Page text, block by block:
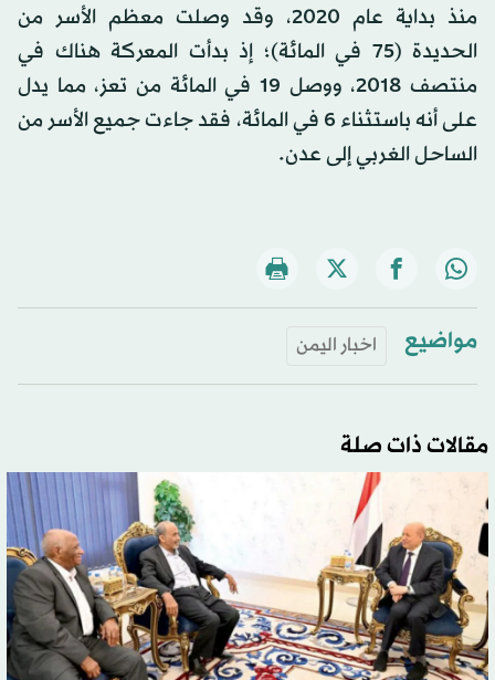
منذ بداية عام 2020، وقد وصلت معظم الأسر من
الحديدة (75 في المائة)؛ إذ بدأت المعركة هناك في
منتصف 2018، ووصل 19 في المائة من تعز، مما يدل
على أنه باستثناء 6 في المائة، فقد جاءت جميع الأسر من
الساحل الغربي إلى عدن.
مواضيع اخبار اليمن
مقالات ذات صلة